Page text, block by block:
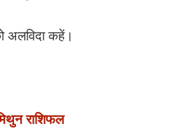
अलविदा कहें।
राशिफल